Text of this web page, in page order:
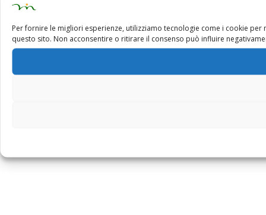
Per fornire le migliori esperienze, utilizziamo tecnologie come i cookie
questo sito. Non acconsentire o ritirare il consenso può influire